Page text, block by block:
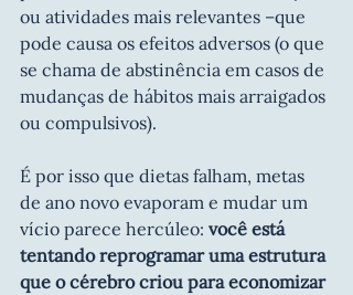
ou atividades mais relevantes –que
pode causa os efeitos adversos (o que
se chama de abstinência em casos de
mudanças de hábitos mais arraigados
ou compulsivos).
É por isso que dietas falham, metas
de ano novo evaporam e mudar um
vício parece hercúleo: você está
tentando reprogramar uma estrutura
que o cérebro criou para economizar